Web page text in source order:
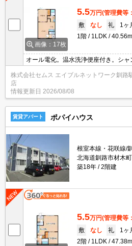
画像：17枚
5.5万円(管理費等
敷
なし 礼
1ヶ
1階
1LDK
オール電化。温水洗浄便座付き。シャ
株式会社セムス エイブルネットワーク釧路
店
情報更新日 2026/08/08
賃貸アパート ポパイハウス
根室本線・花咲線/
北海道釧路市材木町
築18年
2階建
5.5万円(管理費等
敷
なし 礼
1ヶ
2階
1LDK